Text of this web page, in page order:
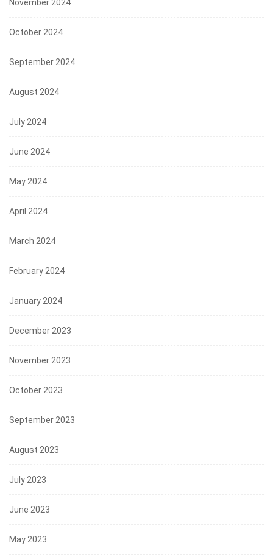
November 2024
October 2024
September 2024
August 2024
July 2024
June 2024
May 2024
April 2024
March 2024
February 2024
January 2024
December 2023
November 2023
October 2023
September 2023
August 2023
July 2023
June 2023
May 2023